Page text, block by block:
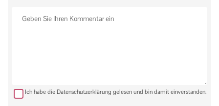
Ich habe die Datenschutzerklärung gelesen und bin damit einverstanden.